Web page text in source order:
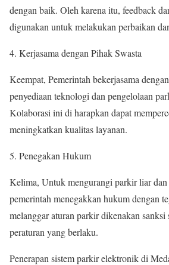
dengan baik. Oleh karena itu, feedback
digunakan untuk melakukan perbaikan
4. Kerjasama dengan Pihak Swasta
Keempat, Pemerintah bekerjasama
penyediaan teknologi dan pengelolaan
Kolaborasi ini di harapkan dapat
meningkatkan kualitas layanan.
5. Penegakan Hukum
Kelima, Untuk mengurangi parkir liar dan
pemerintah menegakkan hukum dengan
melanggar aturan parkir dikenakan sanksi
peraturan yang berlaku.
Penerapan sistem parkir elektronik di